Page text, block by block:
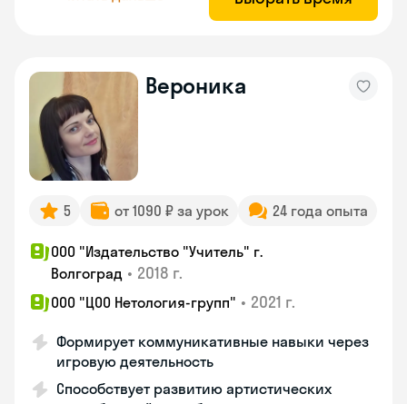
Вероника
5 от 1090 ₽ за урок 24 года опыта
ООО "Издательство "Учитель" г.
Волгоград • 2018 г.
ООО "ЦОО Нетология-групп" • 2021 г.
Формирует коммуникативные навыки через
игровую деятельность
Способствует развитию артистических